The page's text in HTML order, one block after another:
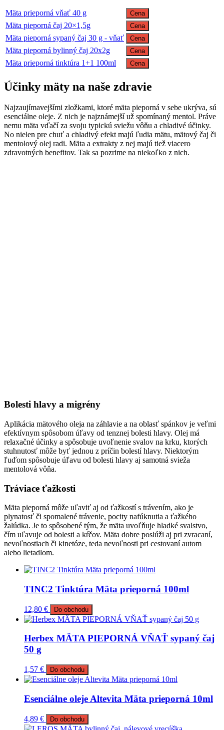
Mäta prieporná vňať 40 g Cena
Mäta pieporná čaj 20×1,5g Cena
Mäta pieporná sypaný čaj 30 g - vňať Cena
Mäta pieporná bylinný čaj 20x2g Cena
Mäta prieporná tinktúra 1+1 100ml Cena
Účinky mäty na naše zdravie
Najzaujímavejšími zložkami, ktoré mäta pieporná v sebe ukrýva, sú
esenciálne oleje. Z nich je najznámejší už spomínaný mentol. Práve
nemu mäta vďačí za svoju typickú sviežu vôňu a chladivé účinky.
No nielen pre chuť a chladivý efekt majú ľudia mätu, mätový čaj či
mentolový olej radi. Mäta a extrakty z nej majú tiež viacero
zdravotných benefitov. Tak sa pozrime na niekoľko z nich.
Bolesti hlavy a migrény
Aplikácia mätového oleja na záhlavie a na oblasť spánkov je veľmi
efektívnym spôsobom úľavy od tenznej bolesti hlavy. Olej má
relaxačné účinky a spôsobuje uvoľnenie svalov na krku, ktorých
stuhnutosť môže byť jednou z príčin bolestí hlavy. Niektorým
ľuďom spôsobuje úľavu od bolesti hlavy aj samotná svieža
mentolová vôňa.
Tráviace ťažkosti
Mäta pieporná môže uľaviť aj od ťažkostí s trávením, ako je
plynatosť či spomalené trávenie, pocity nafúknutia a ťažkého
žalúdka. Je to spôsobené tým, že mäta uvoľňuje hladké svalstvo,
čím uľavuje od bolesti a kŕčov. Mäta dobre poslúži aj pri zvracaní,
nevoľnostiach či kinetóze, teda nevoľnosti pri cestovaní autom
alebo lietadlom.
TINC2 Tinktúra Mäta prieporná 100ml
12,80 € Do obchodu
Herbex MÄTA PIEPORNÁ VŇAŤ sypaný čaj
50 g
1,57 € Do obchodu
Esenciálne oleje Altevita Mäta prieporná 10ml
4,89 € Do obchodu